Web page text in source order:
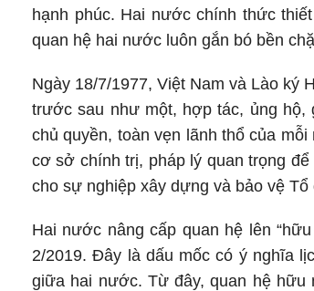
hạnh phúc. Hai nước chính thức
quan hệ hai nước luôn gắn bó bền
Ngày 18/7/1977, Việt Nam và Lào ký
trước sau như một, hợp tác, ủng hộ,
chủ quyền, toàn vẹn lãnh thổ của
cơ sở chính trị, pháp lý quan trọng
cho sự nghiệp xây dựng và bảo vệ
Hai nước nâng cấp quan hệ lên
2/2019. Đây là dấu mốc có ý nghĩa
giữa hai nước. Từ đây, quan hệ hữu